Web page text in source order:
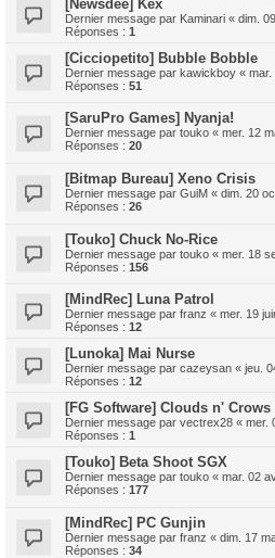
[Newsdee] Kex
Dernier message par Kaminari « dim.
Réponses : 1
[Cicciopetito] Bubble Bobble
Dernier message par kawickboy « mar.
Réponses : 51
[SaruPro Games] Nyanja!
Dernier message par touko « mer. 12
Réponses : 20
[Bitmap Bureau] Xeno Crisis
Dernier message par GuiM « dim. 20
Réponses : 26
[Touko] Chuck No-Rice
Dernier message par touko « mer. 18
Réponses : 156
[MindRec] Luna Patrol
Dernier message par franz « mer. 19
Réponses : 12
[Lunoka] Mai Nurse
Dernier message par cazeysan « jeu.
Réponses : 12
[FG Software] Clouds n' Crows
Dernier message par vectrex28 « mer.
Réponses : 1
[Touko] Beta Shoot SGX
Dernier message par touko « mar. 02
Réponses : 177
[MindRec] PC Gunjin
Dernier message par franz « dim. 17
Réponses : 34